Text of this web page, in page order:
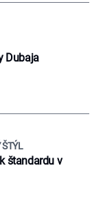
Dubaja
štandardu v